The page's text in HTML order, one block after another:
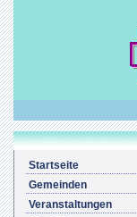
Startseite
Gemeinden
Veranstaltungen